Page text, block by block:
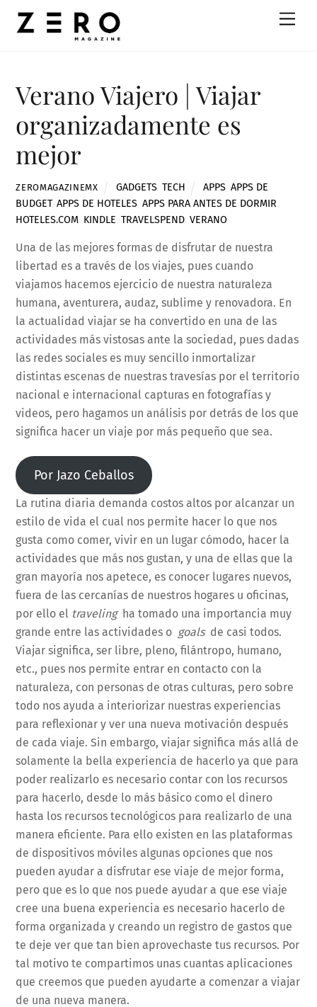
Verano Viajero | Viajar
organizadamente es
mejor
ZEROMAGAZINEMX GADGETS, TECH APPS ,APPS DE
BUDGET,APPS DE HOTELES ,APPS PARA ANTES DE DORMIR
HOTELES.COM KINDLE ,TRAVELSPEND ,VERANO
Una de las mejores formas de disfrutar de nuestra
libertad es a través de los viajes, pues cuando
viajamos hacemos ejercicio de nuestra naturaleza
humana, aventurera, audaz, sublime y renovadora. En
la actualidad viajar se ha convertido en una de las
actividades más vistosas ante la sociedad, pues dadas
las redes sociales es muy sencillo inmortalizar
distintas escenas de nuestras travesías por el territorio
nacional e internacional capturas en fotografías y
videos, pero hagamos un análisis por detrás de los que
significa hacer un viaje por más pequeño que sea.
Por Jazo Ceballos
La rutina diaria demanda costos altos por alcanzar un
estilo de vida el cual nos permite hacer lo que nos
gusta como comer, vivir en un lugar cómodo, hacer la
actividades que más nos gustan, y una de ellas que la
gran mayoría nos apetece, es conocer lugares nuevos,
fuera de las cercanías de nuestros hogares u oficinas,
por ello el traveling ha tomado una importancia muy
grande entre las actividades o goals de casi todos.
Viajar significa, ser libre, pleno, filántropo, humano,
etc., pues nos permite entrar en contacto con la
naturaleza, con personas de otras culturas, pero sobre
todo nos ayuda a interiorizar nuestras experiencias
para reflexionar y ver una nueva motivación después
de cada viaje. Sin embargo, viajar significa más allá de
solamente la bella experiencia de hacerlo ya que para
poder realizarlo es necesario contar con los recursos
para hacerlo, desde lo más básico como el dinero
hasta los recursos tecnológicos para realizarlo de una
manera eficiente. Para ello existen en las plataformas
de dispositivos móviles algunas opciones que nos
pueden ayudar a disfrutar ese viaje de mejor forma,
pero que es lo que nos puede ayudar a que ese viaje
cree una buena experiencia es necesario hacerlo de
forma organizada y creando un registro de gastos que
te deje ver que tan bien aprovechaste tus recursos. Por
tal motivo te compartimos unas cuantas aplicaciones
que creemos que pueden ayudarte a comenzar a viajar
de una nueva manera.